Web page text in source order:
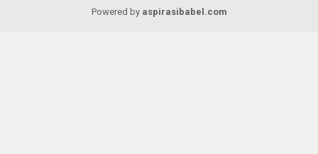
Powered by aspirasibabel.com